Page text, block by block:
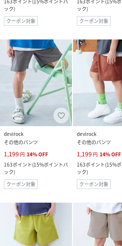
ック)
クーポン対象
ック)
クーポン対象
devirock
その他のパンツ
1,199 円 14%OFF
163ポイント(15%ポイントバ
ック)
クーポン対象
devirock
その他のパンツ
1,199 円 14%OFF
163ポイント(15%
ック)
クーポン対象